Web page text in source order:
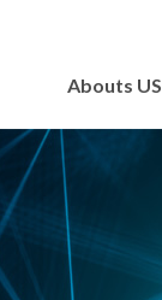
Abouts US